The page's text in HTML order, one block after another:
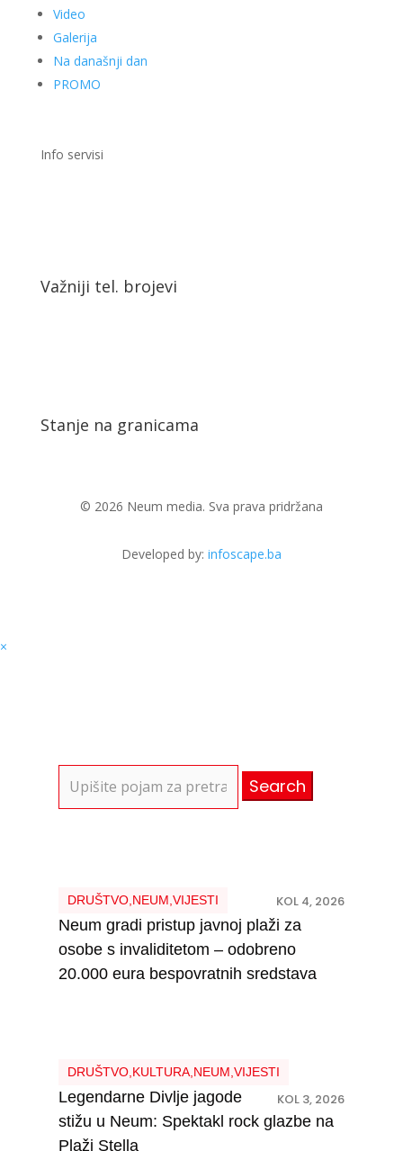
Video
Galerija
Na današnji dan
PROMO
Info servisi
Važniji tel. brojevi
Stanje na granicama
© 2026 Neum media. Sva prava pridržana
Developed by: infoscape.ba
×
for:
DRUŠTVO, NEUM VIJESTI KOL 4, 2026
Neum gradi pristup javnoj plaži za
osobe s invaliditetom – odobreno
20.000 eura bespovratnih sredstava
DRUŠTVO, KULTURA, NEUM VIJESTI
KOL 3, 2026
Legendarne Divlje jagode
stižu u Neum: Spektakl rock glazbe na
Plaži Stella